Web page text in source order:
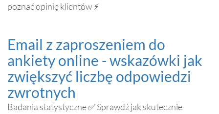
poznać opinię klientów ⚡
Email z zaproszeniem do
ankiety online - wskazówki jak
zwiększyć liczbę odpowiedzi
zwrotnych
Badania statystyczne ✅ Sprawdź jak skutecznie